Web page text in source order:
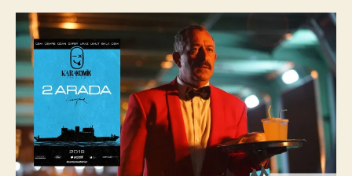
kı
l
m
a
z
Arada
(2019)